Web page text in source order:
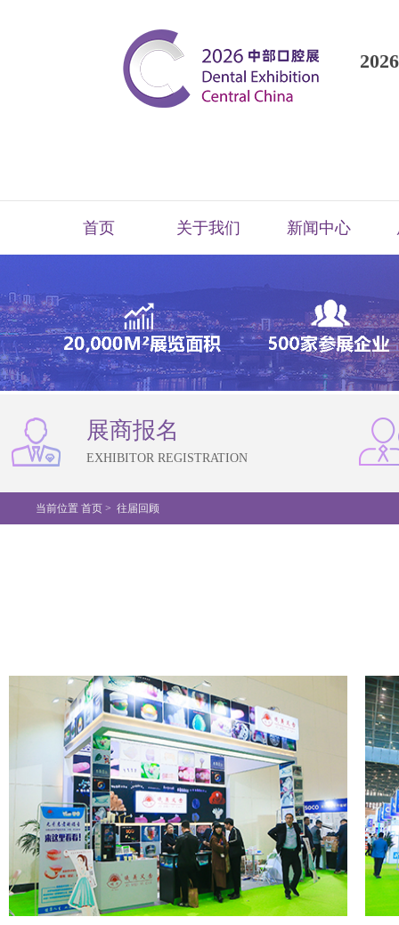
首页 关于我们 新闻中心
展商报名
EXHIBITOR REGISTRATION
当前位置 首页 > 往届回顾